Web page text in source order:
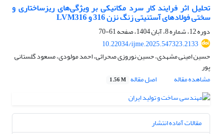
تحلیل اثر فرایند کار سرد مکانیکی بر ویژگی‌های ریزساختاری و
سختی فولادهای آستنیتی زنگ نزن 316 و LVM316
دوره 12، شماره 8، آبان 1404، صفحه
61-70
10.22034/ijme.2025.547323.2133
حسین امینی مشهدی، حسین نوروزی صحرائی، احمد مولودی، مسعود گلستانی
پور
مشاهده مقاله
اصل مقاله 1.56 M
مقالات آماده انتشار